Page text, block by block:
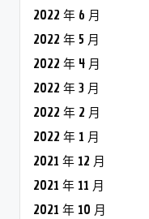
2022 年 6 月
2022 年 5 月
2022 年 4 月
2022 年 3 月
2022 年 2 月
2022 年 1 月
2021 年 12 月
2021 年 11 月
2021 年 10 月